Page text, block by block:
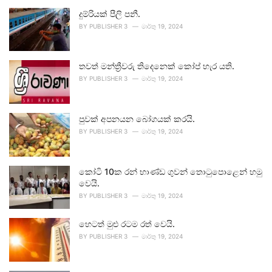
දුම්රියක් පීලි පනී.
BY PUBLISHER 3 මාර්තු 19, 2024
තවත් මන්ත්‍රීවරු තිදෙනෙක් කෝප් හැර යති.
BY PUBLISHER 3 මාර්තු 19, 2024
පුවක් අපනයන බෝගයක් කරයි.
BY PUBLISHER 3 මාර්තු 19, 2024
කෝටි 10ක රන් භාණ්ඩ ගුවන් තොටුපොළෙන් හමු
වෙයි.
BY PUBLISHER 3 මාර්තු 19, 2024
හෙටත් මුළු රටම රත් වෙයි.
BY PUBLISHER 3 මාර්තු 19, 2024